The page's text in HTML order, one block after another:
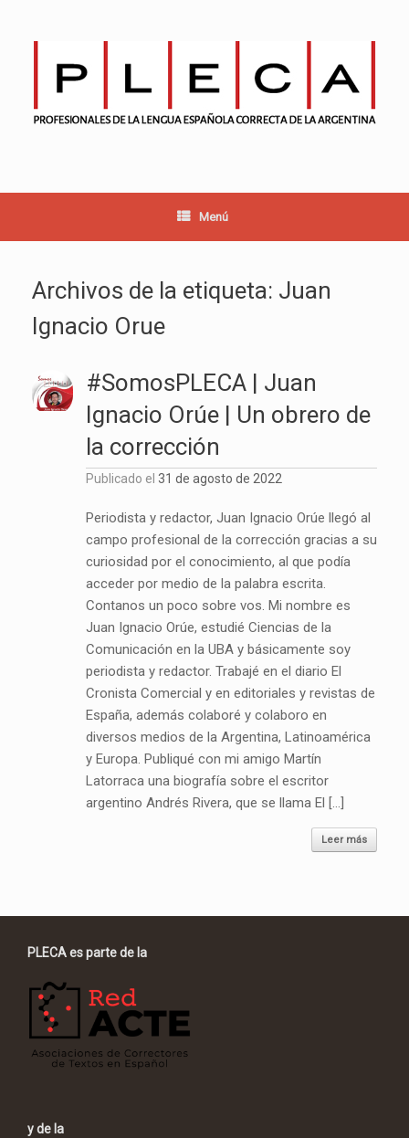
contenido
Menú
Archivos de la etiqueta: Juan
Ignacio Orue
#SomosPLECA | Juan
Ignacio Orúe | Un obrero de
la corrección
Publicado el 31 de agosto de 2022
Periodista y redactor, Juan Ignacio Orúe llegó al
campo profesional de la corrección gracias a su
curiosidad por el conocimiento, al que podía
acceder por medio de la palabra escrita.
Contanos un poco sobre vos. Mi nombre es
Juan Ignacio Orúe, estudié Ciencias de la
Comunicación en la UBA y básicamente soy
periodista y redactor. Trabajé en el diario El
Cronista Comercial y en editoriales y revistas de
España, además colaboré y colaboro en
diversos medios de la Argentina, Latinoamérica
y Europa. Publiqué con mi amigo Martín
Latorraca una biografía sobre el escritor
argentino Andrés Rivera, que se llama El […]
Leer más
PLECA es parte de la
y de la